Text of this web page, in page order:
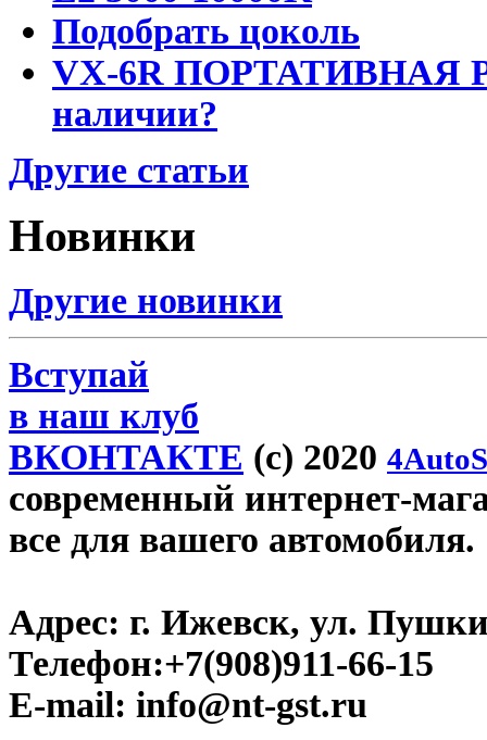
Подобрать цоколь
VX-6R ПОРТАТИВНАЯ
наличии?
Другие статьи
Новинки
Другие новинки
Вступай
в наш клуб
ВКОНТАКТЕ (c) 2020
современный интернет-
все для вашего автомобиля.
Адрес: г. Ижевск, ул.
Телефон:+7(908)911-66-15
E-mail: info@nt-gst.ru